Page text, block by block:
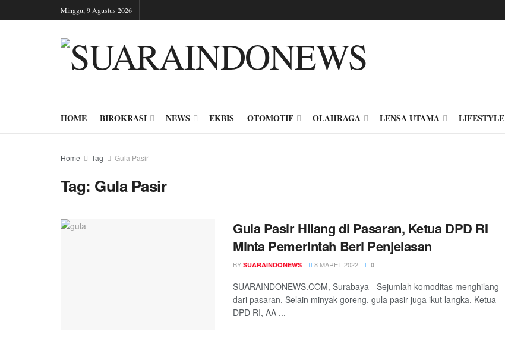
Minggu, 9 Agustus 2026
HOME BIROKRASI NEWS EKBIS OTOMOTIF OLAHRAGA LENSA UTAMA LIFESTYLE
Home Tag Gula Pasir
Tag: Gula Pasir
Gula Pasir Hilang di Pasaran, Ketua DPD RI
Minta Pemerintah Beri Penjelasan
BY SUARAINDONEWS 8 MARET 2022 0
SUARAINDONEWS.COM, Surabaya - Sejumlah komoditas menghilang
dari pasaran. Selain minyak goreng, gula pasir juga ikut langka. Ketua
DPD RI, AA ...